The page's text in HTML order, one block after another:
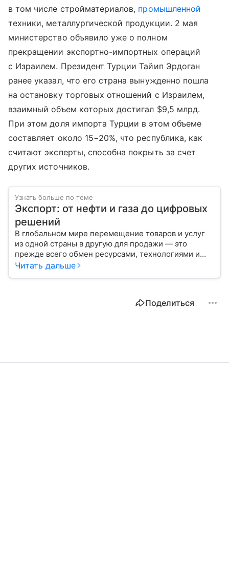
в том числе стройматериалов, промышленной
техники, металлургической продукции. 2 мая
министерство объявило уже о полном
прекращении экспортно-импортных операций
с Израилем. Президент Турции Тайип Эрдоган
ранее указал, что его страна вынужденно пошла
на остановку торговых отношений с Израилем,
взаимный объем которых достигал $9,5 млрд.
При этом доля импорта Турции в этом объеме
составляет около 15−20%, что республика, как
считают эксперты, способна покрыть за счет
других источников.
Узнать больше по теме
Экспорт: от нефти и газа до цифровых
решений
В глобальном мире перемещение товаров и услуг
из одной страны в другую для продажи — это
прежде всего обмен ресурсами, технологиями и
культурой. В статье разберем, как работает экспорт
Читать дальше
Поделиться